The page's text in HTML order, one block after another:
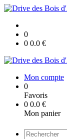
0
0 0.0 €
Mon compte
0
Favoris
0 0.0 €
Mon panier